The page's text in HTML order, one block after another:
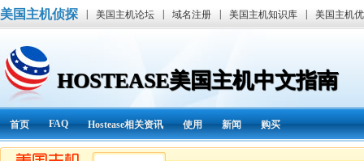
美国主机侦探 美国主机论坛 域名注册 美国主机知识库 美国主机
HOSTEASE美国主机中文指南
首页 FAQ Hostease相关资讯 使用 新闻 购买